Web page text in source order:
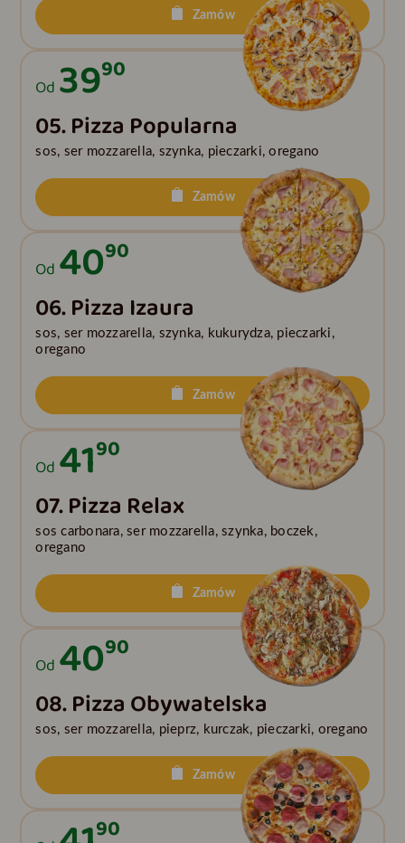
Zamów
Od 3990
05. Pizza Popularna
sos, ser mozzarella, szynka, pieczarki, oregano
Zamów
Od 4090
06. Pizza Izaura
sos, ser mozzarella, szynka, kukurydza, pieczarki,
oregano
Zamów
Od 4190
07. Pizza Relax
sos carbonara, ser mozzarella, szynka, boczek,
oregano
Zamów
Od 4090
08. Pizza Obywatelska
sos, ser mozzarella, pieprz, kurczak, pieczarki, oregano
Zamów
90